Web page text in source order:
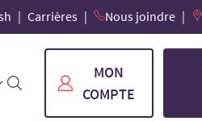
Carrières Nous joindre
MON
COMPTE